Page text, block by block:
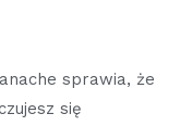
sprawia, że
się